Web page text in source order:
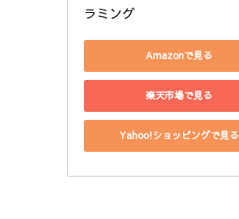
ラミング
Amazonで見る
楽天市場で見る
Yahoo!ショッピングで見る